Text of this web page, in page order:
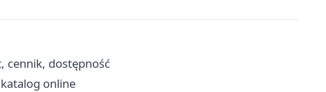
cennik, dostępność
online